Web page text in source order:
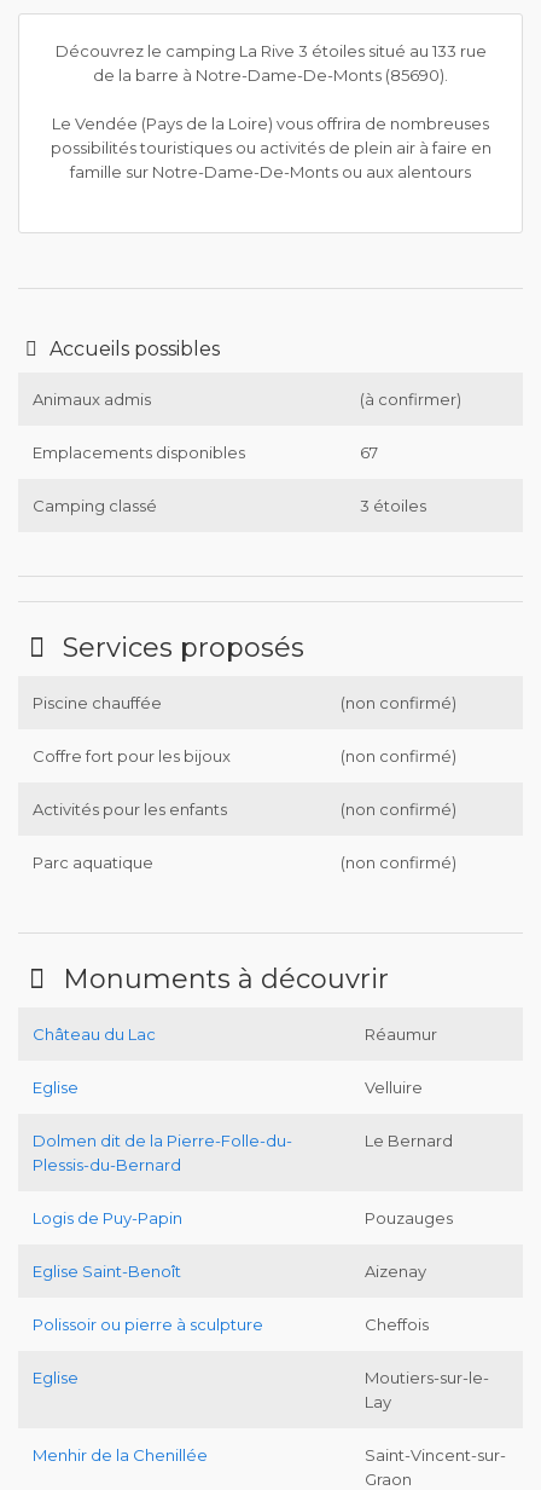
Découvrez le camping La Rive 3 étoiles situé au 133 rue
de la barre à Notre-Dame-De-Monts (85690).
Le Vendée (Pays de la Loire) vous offrira de nombreuses
possibilités touristiques ou activités de plein air à faire en
famille sur Notre-Dame-De-Monts ou aux alentours
Accueils possibles
Animaux admis (à confirmer)
Emplacements disponibles 67
Camping classé 3 étoiles
Services proposés
Piscine chauffée (non confirmé)
Coffre fort pour les bijoux (non confirmé)
Activités pour les enfants (non confirmé)
Parc aquatique (non confirmé)
Monuments à découvrir
Château du Lac Réaumur
Eglise Velluire
Dolmen dit de la Pierre-Folle-du-
Plessis-du-Bernard
Le Bernard
Logis de Puy-Papin Pouzauges
Eglise Saint-Benoît Aizenay
Polissoir ou pierre à sculpture Cheffois
Eglise
Moutiers-sur-le-
Lay
Menhir de la Chenillée
Saint-Vincent-sur-
Graon